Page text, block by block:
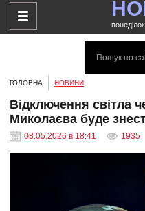
ГОЛОВНА НОВИНИ
Відключення світла
Миколаєва буде
08.05.2026 в 18:41 1935